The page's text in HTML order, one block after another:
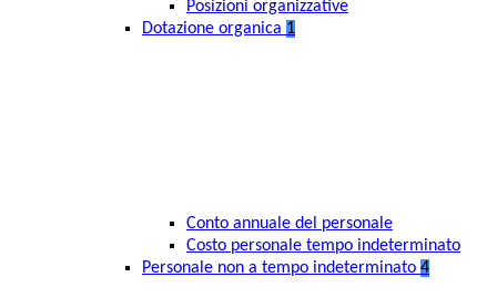
Posizioni organizzative
Dotazione organica 1
Conto annuale del personale
Costo personale tempo indeterminato
Personale non a tempo indeterminato 4